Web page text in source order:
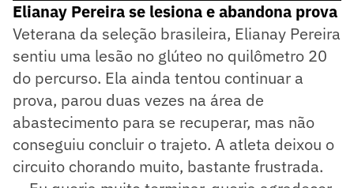
Elianay Pereira se lesiona e abandona prova
Veterana da seleção brasileira, Elianay Pereira
sentiu uma lesão no glúteo no quilômetro 20
do percurso. Ela ainda tentou continuar a
prova, parou duas vezes na área de
abastecimento para se recuperar, mas não
conseguiu concluir o trajeto. A atleta deixou o
circuito chorando muito, bastante frustrada.